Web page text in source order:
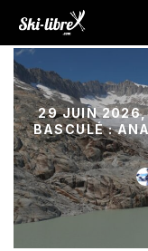
29 JUIN 2026,
BASCULÉ :